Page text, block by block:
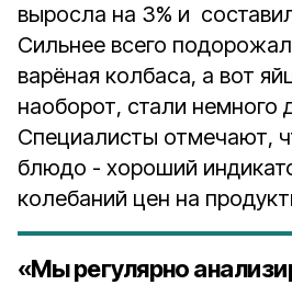
выросла на 3% и
Сильнее всего
варёная колбаса, а вот
наоборот, стали немного
Специалисты отмечают,
блюдо - хороший
колебаний цен на
«Мы регулярно